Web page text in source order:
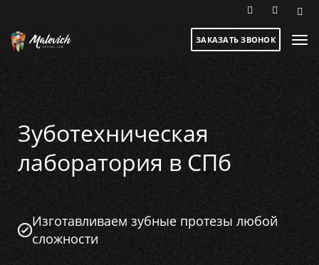
ЗАКАЗАТЬ ЗВОНОК
Зуботехническая
лаборатория в СПб
Изготавливаем зубные протезы любой
сложности